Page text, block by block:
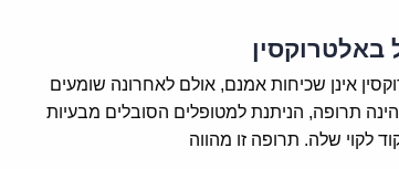
באלטרוקסין
אינן שכיחות אמנם, אולם לאחרונה שומעים
הינה תרופה, הניתנת למטופלים הסובלים מבעיות
לקוי שלה. תרופה זו מהווה